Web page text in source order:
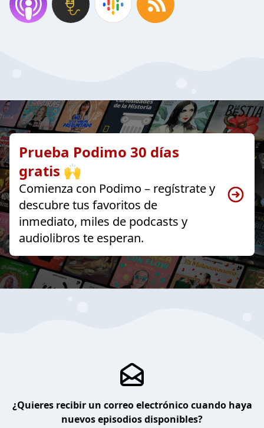
Prueba Podimo 30 días
gratis 🙌
Comienza con Podimo – regístrate y
descubre tus favoritos de
inmediato, miles de podcasts y
audiolibros te esperan.
¿Quieres recibir un correo electrónico cuando haya
nuevos episodios disponibles?